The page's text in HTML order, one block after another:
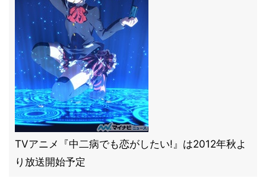
TVアニメ『中二病でも恋がしたい!』は2012年秋よ
り放送開始予定